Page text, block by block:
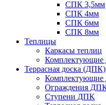
СПК 3,5мм
СПК 4мм
СПК 6мм
СПК 8мм
Теплицы
Каркасы теплиц
Комплектующие
Террасная доска (ДПК)
Ограждения
Ступени ДПК